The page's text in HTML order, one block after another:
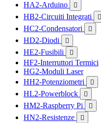
HA2-Arduino

HB2-Circuiti Integrati 
HC2-Condensatori 
HD2-Diodi 
HE2-Fusibili 
HF2-Interruttori Termici
HG2-Moduli Laser
HH2-Potenziometri

HL2-Powerblock 
HM2-Raspberry Pi 
HN2-Resistenze 